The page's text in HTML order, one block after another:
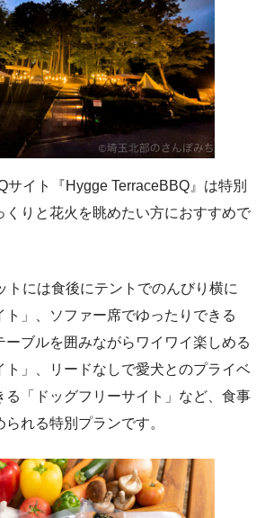
サイト『Hygge TerraceBBQ』は特別
くりと花火を眺めたい方におすすめで
トには食後にテントでのんびり横に
ト」、ソファー席でゆったりできる
ーブルを囲みながらワイワイ楽しめる
ト」、リードなしで愛犬とのプライベ
る「ドッグフリーサイト」など、食事
れる特別プランです。